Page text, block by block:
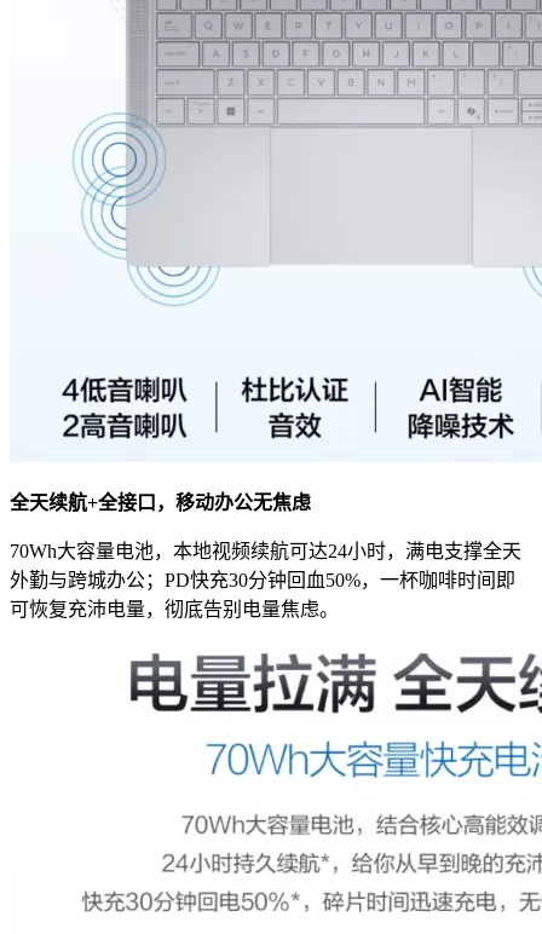
全天续航+全接口，移动办公无焦虑
70Wh大容量电池，本地视频续航可达24小时，满电支撑全天
外勤与跨城办公；PD快充30分钟回血50%，一杯咖啡时间即
可恢复充沛电量，彻底告别电量焦虑。